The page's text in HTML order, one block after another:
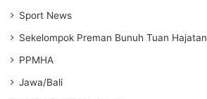
Sport News
Sekelompok Preman Bunuh Tuan Hajatan
PPMHA
Jawa/Bali